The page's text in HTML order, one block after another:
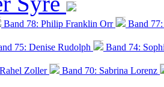
Band 78: Philip Franklin Orr
Band
75: Denise Rudolph
Band 74:
Zoller
Band 70: Sabrina Lorenz